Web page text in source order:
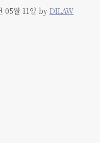
05월 11일 byDILAW